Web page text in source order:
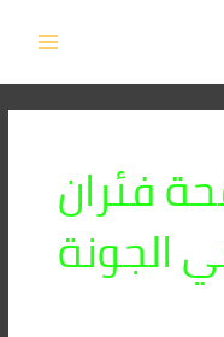
فئران
الجونة